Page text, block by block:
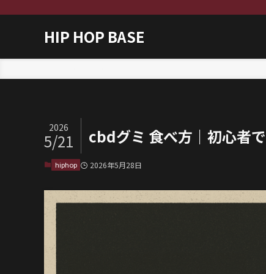
HIP HOP BASE
cbdグミ 食べ方｜初心者
2026
5/21
hiphop 2026年5月28日